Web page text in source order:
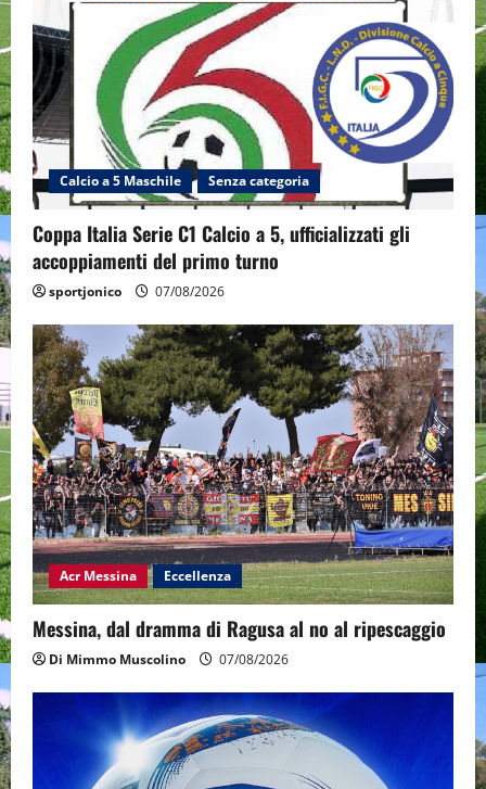
Calcio a 5 Maschile Senza categoria
Coppa Italia Serie C1 Calcio a 5, ufficializzati gli
accoppiamenti del primo turno
sportjonico 07/08/2026
Acr Messina Eccellenza
Messina, dal dramma di Ragusa al no al ripescaggio
Di Mimmo Muscolino 07/08/2026